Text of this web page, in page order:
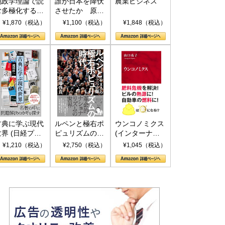
多極化する世
トランプと
¥1,870（税込）
させたか 原爆
投下、ソ連参
(PHP新書)
¥1,100（税込） ¥1,848（税込）
典に学ぶ現代
界 (日経プレ
アシリーズ)
¥1,210（税込）
ルペンと極右ポ
ピュリズムの時
代：〈ヤヌス〉
¥2,750（税込）
ウンコノミクス
(インターナシ
ョナル新書)
¥1,045（税込）